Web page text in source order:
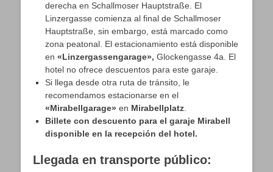
derecha en Schallmoser Hauptstraße. El
Linzergasse comienza al final de Schallmoser
Hauptstraße, sin embargo, está marcado como
zona peatonal. El estacionamiento está disponible
en «Linzergassengarage», Glockengasse 4a. El
hotel no ofrece descuentos para este garaje.
Si llega desde otra ruta de tránsito, le
recomendamos estacionarse en el
«Mirabellgarage» en Mirabellplatz
Billete con descuento para el garaje Mirabell
disponible en la recepción del hotel.
Llegada en transporte público: